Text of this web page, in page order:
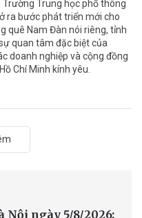
Trung học phổ thông
ra bước phát triển mới cho
quê Nam Đàn nói riêng, tỉnh
quan tâm đặc biệt của
doanh nghiệp và cộng đồng
Chí Minh kính yêu.
Nội ngày 5/8/2026: